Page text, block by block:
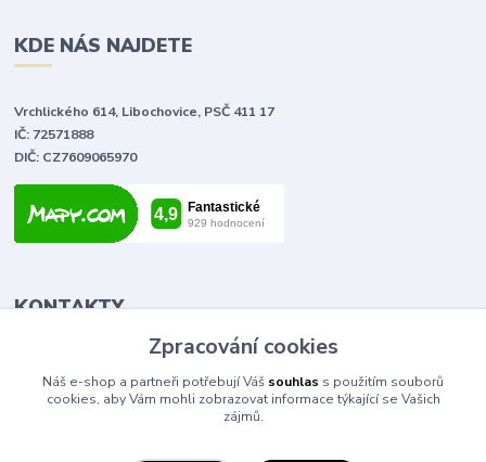
KDE NÁS NAJDETE
Vrchlického 614, Libochovice, PSČ 411 17
IČ: 72571888
DIČ: CZ7609065970
KONTAKTY
Tomáš Vlček
+420 702 090 443
volejte od 9,00 - 20,00 hod
info@elektromaterial.cz
Zpracování cookies
Náš e-shop a partneři potřebují Váš souhlas s použitím souborů
cookies, aby Vám mohli zobrazovat informace týkající se Vašich
zájmů.